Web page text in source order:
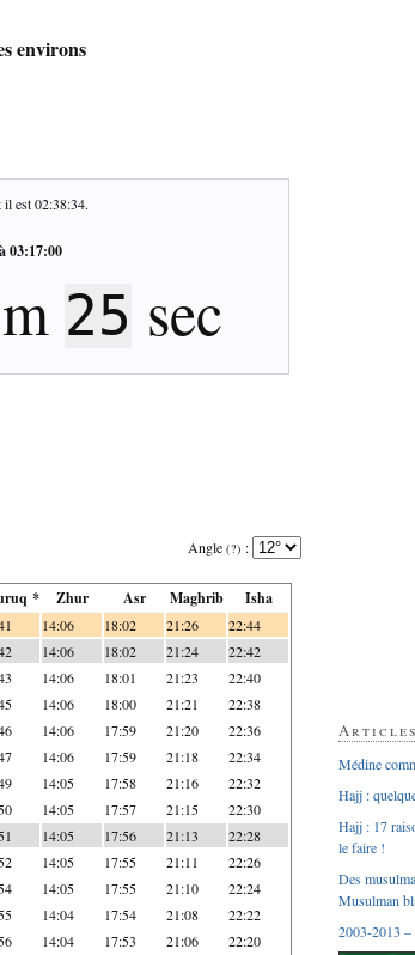
environs
est02:38:35.
03:17:00
m 24 sec
Angle (?) :
* Zhur Asr Maghrib Isha
14:06 18:02 21:26 22:44
14:06 18:02 21:24 22:42
14:06 18:01 21:23 22:40
14:06 18:00 21:21 22:38
14:06 17:59 21:20 22:36
14:06 17:59 21:18 22:34
14:05 17:58 21:16 22:32
14:05 17:57 21:15 22:30
14:05 17:56 21:13 22:28
14:05 17:55 21:11 22:26
14:05 17:55 21:10 22:24
14:04 17:54 21:08 22:22
14:04 17:53 21:06 22:20
Médine
Hajj :
Hajj : 17
le faire !
Des
Musulman
2003-2013 –